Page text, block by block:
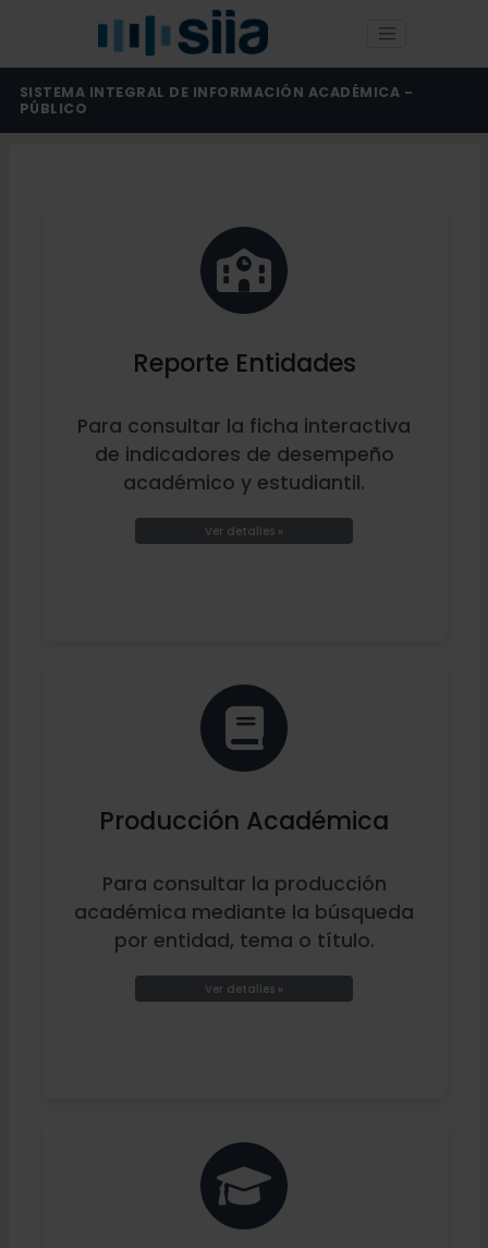
SISTEMA INTEGRAL DE INFORMACIÓN ACADÉMICA -
PÚBLICO
Reporte Entidades
Para consultar la ficha interactiva
de indicadores de desempeño
académico y estudiantil.
Ver detalles »
Producción Académica
Para consultar la producción
académica mediante la búsqueda
por entidad, tema o título.
Ver detalles »